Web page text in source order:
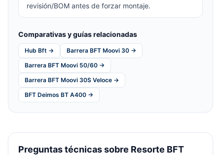
revisión/BOM antes de forzar montaje.
Comparativas y guías relacionadas
Hub Bft →
Barrera BFT Moovi 30 →
Barrera BFT Moovi 50/60 →
Barrera BFT Moovi 30S Veloce →
BFT Deimos BT A400 →
Preguntas técnicas sobre Resorte BFT